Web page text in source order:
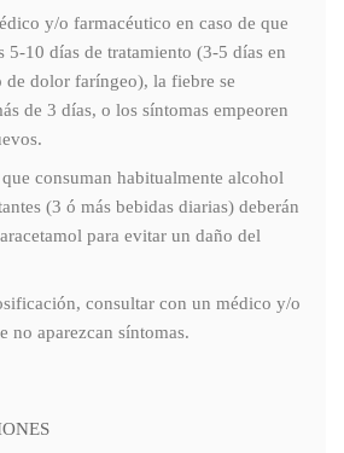
y/o farmacéutico en caso de que
5-10 días de tratamiento (3-5 días en
de dolor faríngeo), la fiebre se
de 3 días, o los síntomas empeoren
consuman habitualmente alcohol
(3 ó más bebidas diarias) deberán
para evitar un daño del
consultar con un médico y/o
no aparezcan síntomas.